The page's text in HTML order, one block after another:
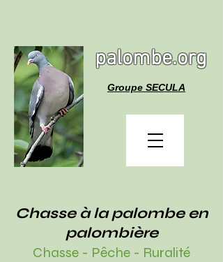
palombe.org
Groupe SECULA
Chasse à la palombe en
palombière
Chasse - Pêche - Ruralité